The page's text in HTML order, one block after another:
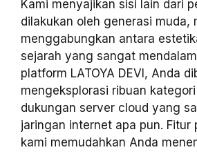
Kami menyajikan sisi lain dari
dilakukan oleh generasi
menggabungkan antara
sejarah yang sangat
platform LATOYA DEVI, Anda
mengeksplorasi ribuan
dukungan server cloud yang
jaringan internet apa pun.
kami memudahkan Anda